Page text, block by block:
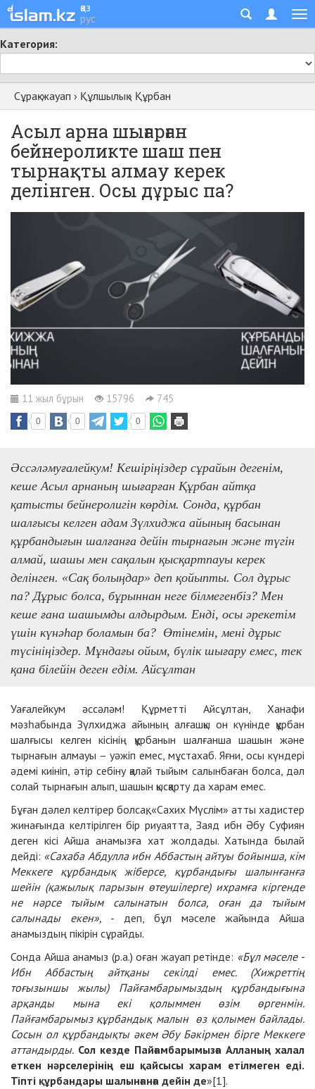
қаз
рус
Категория:
Сұрақ-жауап › Құлшылық› Құрбан
Асыл арна шығарған
бейнероликте шаш пен
тырнақты алмау керек
делінген. Осы дұрыс па?
11 жыл бұрын 15796 745
0 0 0
Әссәләмуғалейкум! Кешіріңіздер сұрайын дегенім,
кеше Асыл арнаның шығарған Құрбан айтқа
қатысты бейнеролигін көрдім. Сонда, құрбан
шалғысы келген адам Зүлхиджа айының басынан
құрбандығын шалғанға дейін тырнағын және түгін
алмай, шашы мен сақалын қысқартпауы керек
делінген. «Сақ болыңдар» деп қойыпты. Сол дұрыс
па? Дұрыс болса, бұрыннан неге білмегенбіз? Мен
кеше ғана шашымды алдырдым. Енді, осы әрекетім
үшін күнәһар боламын ба? Өтінемін, мені дұрыс
түсініңіздер. Мұндағы ойым, бүлік шығару емес, тек
қана білейін деген едім. Айсұлтан
Уағалейкум әссәләм! Құрметті Айсұлтан, Ханафи
мәзһабында Зүлхиджа айының алғашқы он күнінде құрбан
шалғысы келген кісінің құрбанын шалғанша шашын және
тырнағын алмауы – уәжіп емес, мұстахаб. Яғни, осы күндері
әдемі киініп, әтір себіну қалай тыйым салынбаған болса, дәл
солай тырнағын алып, шашын қысқарту да харам емес.
Бұған дәлел келтірер болсақ, «Сахих Мүслім» атты хадистер
жинағында келтірілген бір риуаятта, Заяд ибн Әбу Суфиян
деген кісі Айша анамызға хат жолдады. Хатында былай
дейді: «Сахаба Абдулла ибн Аббастың айтуы бойынша, кім
Меккеге құрбандық жіберсе, құрбандығы шалынғанға
шейін (қажылық парызын өтеушілерге) ихрамға кіргенде
не нәрсе тыйым салынатын болса, оған да тыйым
салынады екен», - деп, бұл мәселе жайында Айша
анамыздың пікірін сұрайды.
Сонда Айша анамыз (р.а.) оған жауап ретінде: «Бұл мәселе -
Ибн Аббастың айтқаны секілді емес. (Хижреттің
тоғызыншы жылы) Пайғамбарымыздың құрбандығына
арқанды мына екі қолыммен өзім өргенмін.
Пайғамбарымыз құрбандық малын өз қолымен байлады.
Сосын ол құрбандықты әкем Әбу Бәкірмен бірге Меккеге
аттандырды. Сол кезде Пайғамбарымызға Алланың халал
еткен нәрселерінің еш қайсысы харам етілмеген еді.
Тіпті құрбандары шалынғанға дейін де»[1].